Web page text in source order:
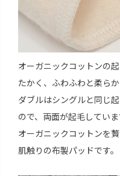
オーガニックコットンの
たかく、ふわふわと柔らか
ダブルはシングルと同じ
ので、両面が起毛していま
オーガニックコットンを
肌触りの布製パッドです。